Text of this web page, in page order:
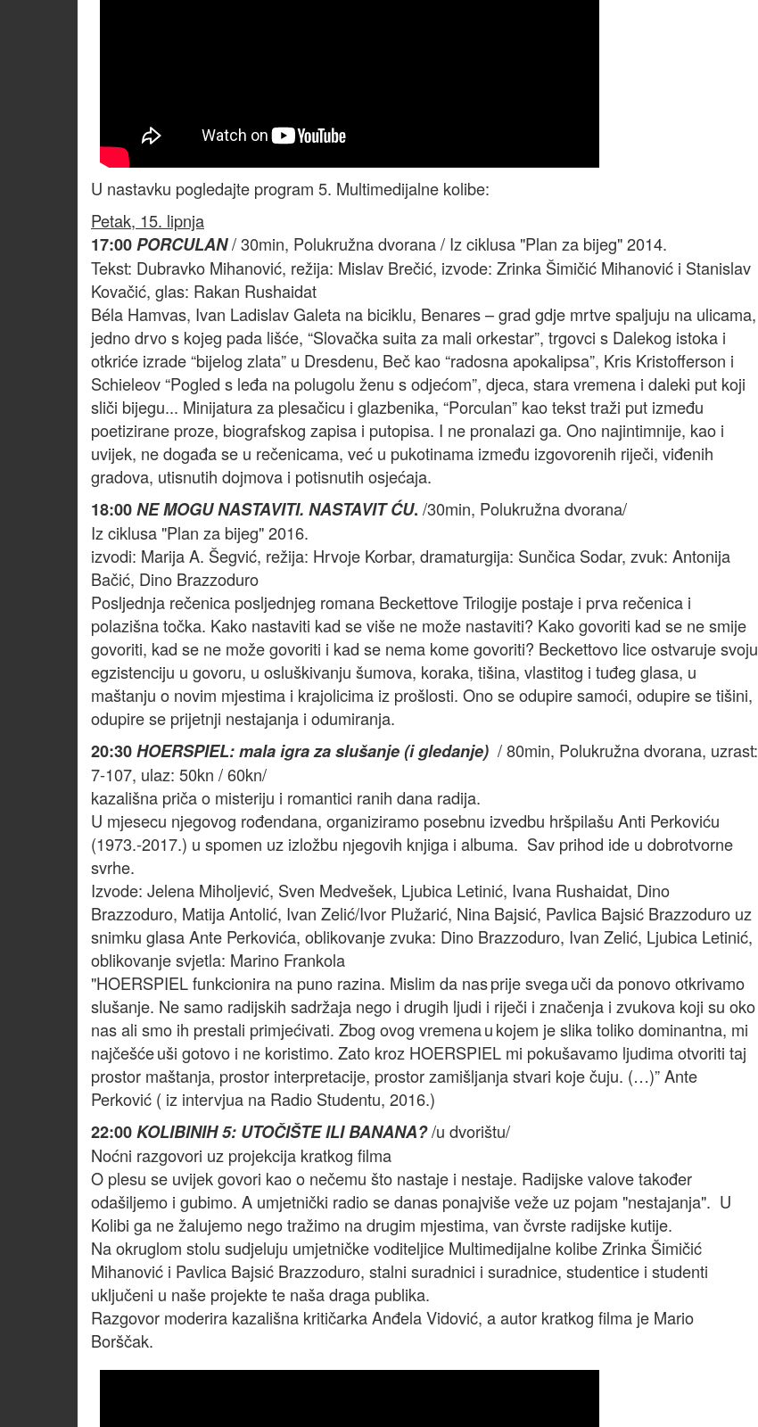
U nastavku pogledajte program 5. Multimedijalne kolibe:
Petak, 15. lipnja
17:00PORCULAN/ 30min, Polukružna dvorana / Iz ciklusa "Plan za bijeg" 2014.
Tekst: Dubravko Mihanović, režija: Mislav Brečić, izvode: Zrinka Šimičić Mihanović i Stanislav
Kovačić, glas: Rakan Rushaidat
Béla Hamvas, Ivan Ladislav Galeta na biciklu, Benares – grad gdje mrtve spaljuju na ulicama,
jedno drvo s kojeg pada lišće, “Slovačka suita za mali orkestar”, trgovci s Dalekog istoka i
otkriće izrade “bijelog zlata” u Dresdenu, Beč kao “radosna apokalipsa”, Kris Kristofferson i
Schieleov “Pogled s leđa na polugolu ženu s odjećom”, djeca, stara vremena i daleki put koji
sliči bijegu... Minijatura za plesačicu i glazbenika, “Porculan” kao tekst traži put između
poetizirane proze, biografskog zapisa i putopisa. I ne pronalazi ga. Ono najintimnije, kao i
uvijek, ne događa se u rečenicama, već u pukotinama između izgovorenih riječi, viđenih
gradova, utisnutih dojmova i potisnutih osjećaja.
18:00NE MOGU NASTAVITI. NASTAVIT ĆU. /30min, Polukružna dvorana/
Iz ciklusa "Plan za bijeg" 2016.
izvodi: Marija A. Šegvić, režija: Hrvoje Korbar, dramaturgija: Sunčica Sodar, zvuk: Antonija
Bačić, Dino Brazzoduro
Posljednja rečenica posljednjeg romana Beckettove Trilogije postaje i prva rečenica i
polazišna točka. Kako nastaviti kad se više ne može nastaviti? Kako govoriti kad se ne smije
govoriti, kad se ne može govoriti i kad se nema kome govoriti? Beckettovo lice ostvaruje svoju
egzistenciju u govoru, u osluškivanju šumova, koraka, tišina, vlastitog i tuđeg glasa, u
maštanju o novim mjestima i krajolicima iz prošlosti. Ono se odupire samoći, odupire se tišini,
odupire se prijetnji nestajanja i odumiranja.
20:30HOERSPIEL: mala igra za slušanje (i gledanje) / 80min, Polukružna dvorana, uzrast:
7-107, ulaz: 50kn / 60kn/
kazališna priča o misteriju i romantici ranih dana radija.
U mjesecu njegovog rođendana, organiziramo posebnu izvedbu hršpilašu Anti Perkoviću
(1973.-2017.) u spomen uz izložbu njegovih knjiga i albuma. Sav prihod ide u dobrotvorne
svrhe.
Izvode: Jelena Miholjević, Sven Medvešek, Ljubica Letinić, Ivana Rushaidat, Dino
Brazzoduro, Matija Antolić, Ivan Zelić/Ivor Plužarić, Nina Bajsić, Pavlica Bajsić Brazzoduro uz
snimku glasa Ante Perkovića, oblikovanje zvuka: Dino Brazzoduro, Ivan Zelić, Ljubica Letinić,
oblikovanje svjetla: Marino Frankola
"HOERSPIEL funkcionira na puno razina. Mislim da nas prije svega uči da ponovo otkrivamo
slušanje. Ne samo radijskih sadržaja nego i drugih ljudi i riječi i značenja i zvukova koji su oko
nas ali smo ih prestali primjećivati. Zbog ovog vremena u kojem je slika toliko dominantna, mi
najčešće uši gotovo i ne koristimo. Zato kroz HOERSPIEL mi pokušavamo ljudima otvoriti taj
prostor maštanja, prostor interpretacije, prostor zamišljanja stvari koje čuju. (…)” Ante
Perković ( iz intervjua na Radio Studentu, 2016.)
22:00KOLIBINIH 5: UTOČIŠTE ILI BANANA?/u dvorištu/
Noćni razgovori uz projekcija kratkog filma
O plesu se uvijek govori kao o nečemu što nastaje i nestaje. Radijske valove također
odašiljemo i gubimo. A umjetnički radio se danas ponajviše veže uz pojam "nestajanja". U
Kolibi ga ne žalujemo nego tražimo na drugim mjestima, van čvrste radijske kutije.
Na okruglom stolu sudjeluju umjetničke voditeljice Multimedijalne kolibe Zrinka Šimičić
Mihanović i Pavlica Bajsić Brazzoduro, stalni suradnici i suradnice, studentice i studenti
uključeni u naše projekte te naša draga publika.
Razgovor moderira kazališna kritičarka Anđela Vidović, a autor kratkog filma je Mario
Borščak.